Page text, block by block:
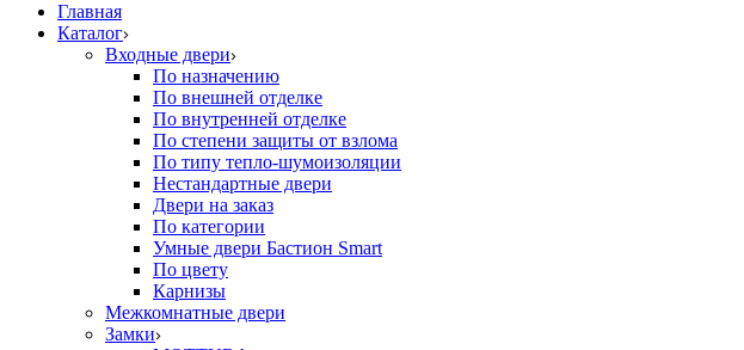
Главная
Каталог
Входные двери
По назначению
По внешней отделке
По внутренней отделке
По степени защиты от взлома
По типу тепло-шумоизоляции
Нестандартные двери
Двери на заказ
По категории
Умные двери Бастион Smart
По цвету
Карнизы
Межкомнатные двери
Замки